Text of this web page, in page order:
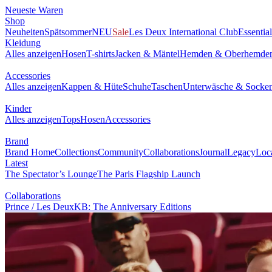
Neueste Waren
Shop
NeuheitenSpätsommerNEUSaleLes Deux International Club
Kleidung
Alles anzeigenHosenT-shirtsJacken & MäntelHemden &
Accessories
Alles anzeigenKappen & HüteSchuheTaschenUnterwäsche &
Kinder
Alles anzeigenTopsHosenAccessories
Brand
Brand HomeCollectionsCommunityCollaborationsJournalLegacy
Latest
The Spectator’s LoungeThe Paris Flagship Launch
Collaborations
Prince / Les DeuxKB: The Anniversary Editions
Collections
Les Deux International ClubSummer 2026